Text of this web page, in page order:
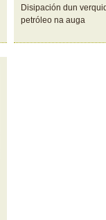
Disipación dun
petróleo na auga